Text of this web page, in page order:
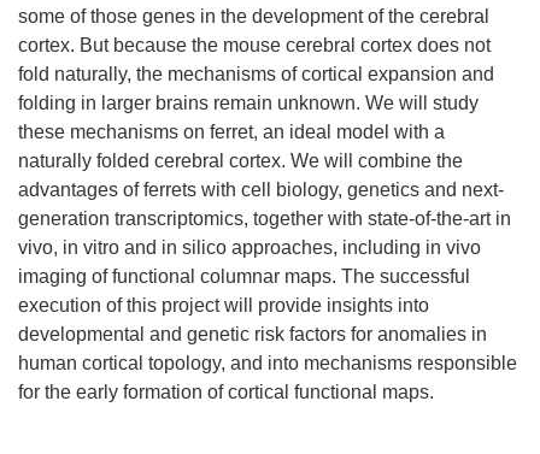
some of those genes in the development of the cerebral
cortex. But because the mouse cerebral cortex does not
fold naturally, the mechanisms of cortical expansion and
folding in larger brains remain unknown. We will study
these mechanisms on ferret, an ideal model with a
naturally folded cerebral cortex. We will combine the
advantages of ferrets with cell biology, genetics and next-
generation transcriptomics, together with state-of-the-art in
vivo, in vitro and in silico approaches, including in vivo
imaging of functional columnar maps. The successful
execution of this project will provide insights into
developmental and genetic risk factors for anomalies in
human cortical topology, and into mechanisms responsible